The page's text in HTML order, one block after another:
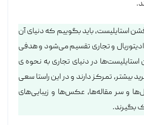
استایلیست، باید بگوییم که دنیای آن
و تجاری تقسیم می‌شود و هدفی
در دنیای تجاری به نحوه ی
بیشتر، تمرکز دارند و در این راستا سعی
و سر مقاله‌ها، عکس‌ها و زیبایی‌های
بگیرند.